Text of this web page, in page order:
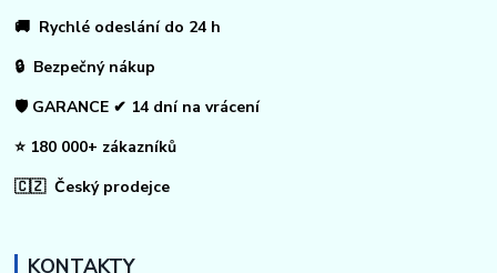
🚚 Rychlé odeslání do 24 h
🔒 Bezpečný nákup
🛡️ GARANCE ✔ 14 dní na vrácení
⭐ 180 000+ zákazníků
🇨🇿 Český prodejce
KONTAKTY